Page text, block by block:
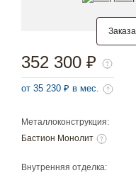
Металлоконструкция:
Бастион Монолит
Внутренняя отделка:
352 300 ₽
от 35 230 ₽ в мес.